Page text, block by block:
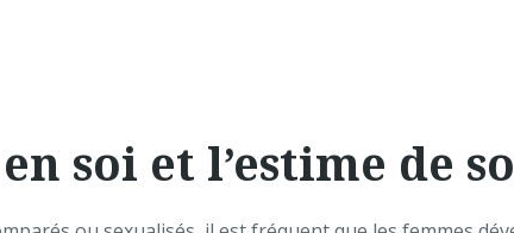
soi et l’estime de